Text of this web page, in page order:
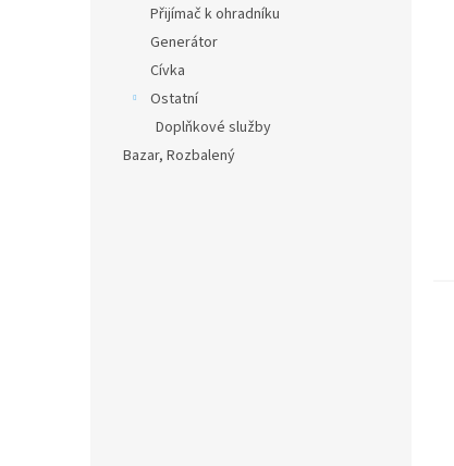
Přijímač k ohradníku
Generátor
Cívka
Ostatní
Doplňkové služby
Bazar, Rozbalený